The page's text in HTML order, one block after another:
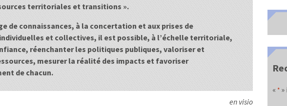
territoriales et transitions ».
de connaissances, à la concertation et aux prises de
et collectives, il est possible, à l’échelle territoriale,
réenchanter les politiques publiques, valoriser et
mesurer la réalité des impacts et favoriser
de chacun.
en visio
« *»